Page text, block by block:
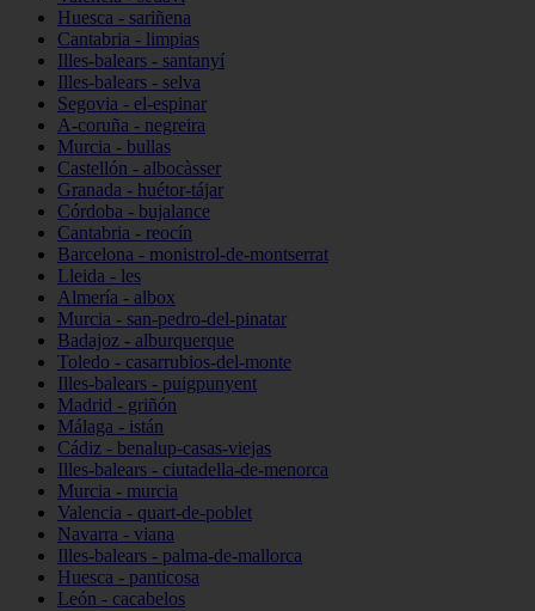
Huesca - sariñena
Cantabria - limpias
Illes-balears - santanyí
Illes-balears - selva
Segovia - el-espinar
A-coruña - negreira
Murcia - bullas
Castellón - albocàsser
Granada - huétor-tájar
Córdoba - bujalance
Cantabria - reocín
Barcelona - monistrol-de-montserrat
Lleida - les
Almería - albox
Murcia - san-pedro-del-pinatar
Badajoz - alburquerque
Toledo - casarrubios-del-monte
Illes-balears - puigpunyent
Madrid - griñón
Málaga - istán
Cádiz - benalup-casas-viejas
Illes-balears - ciutadella-de-menorca
Murcia - murcia
Valencia - quart-de-poblet
Navarra - viana
Illes-balears - palma-de-mallorca
Huesca - panticosa
León - cacabelos